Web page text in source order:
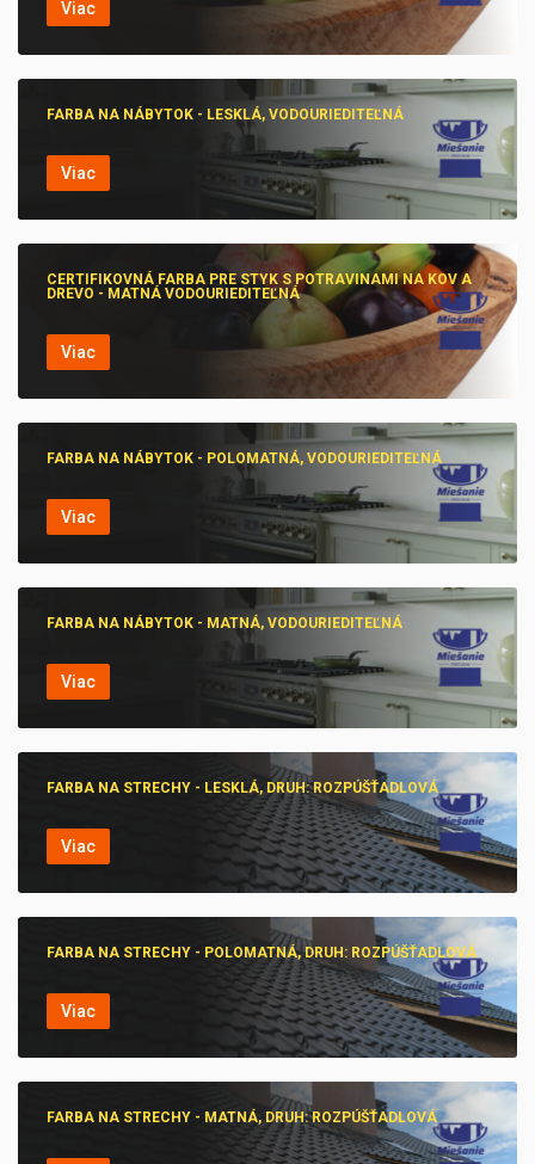
Viac
FARBA NA NÁBYTOK - LESKLÁ, VODOURIEDITEĽNÁ
Viac
CERTIFIKOVNÁ FARBA PRE STYK S POTRAVINAMI NA KOV A
DREVO - MATNÁ VODOURIEDITEĽNÁ
Viac
FARBA NA NÁBYTOK - POLOMATNÁ, VODOURIEDITEĽNÁ
Viac
FARBA NA NÁBYTOK - MATNÁ, VODOURIEDITEĽNÁ
Viac
FARBA NA STRECHY - LESKLÁ, DRUH: ROZPÚŠŤADLOVÁ
Viac
FARBA NA STRECHY - POLOMATNÁ, DRUH: ROZPÚŠŤADLOVÁ
Viac
FARBA NA STRECHY - MATNÁ, DRUH: ROZPÚŠŤADLOVÁ